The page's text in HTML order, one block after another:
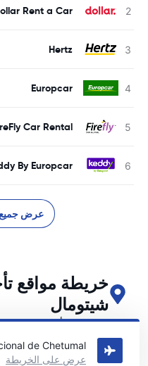
Rent a Car
Hertz
Europcar
Car Rental
By Europcar
عرض جميع
خريطة مواقع
شيتومال
اطلع على مواقع تأجير السيارات
de Chetumal
عرض على الخريطة